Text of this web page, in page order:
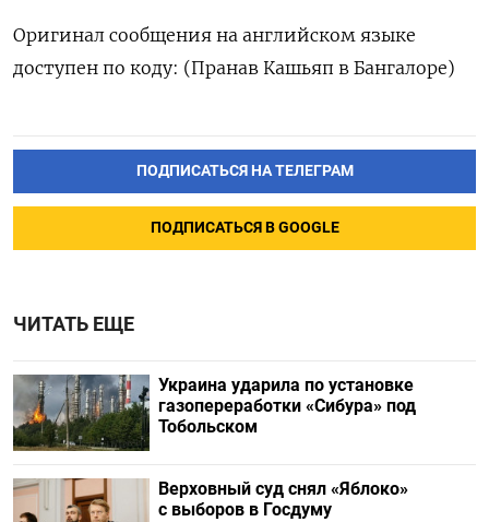
Оригинал сообщения на английском языке
доступен по коду: (Пранав Кашьяп в Бангалоре)
ПОДПИСАТЬСЯ НА ТЕЛЕГРАМ
ПОДПИСАТЬСЯ В GOOGLE
ЧИТАТЬ ЕЩЕ
Украина ударила по установке
газопереработки «Сибура» под
Тобольском
Верховный суд снял «Яблоко»
с выборов в Госдуму